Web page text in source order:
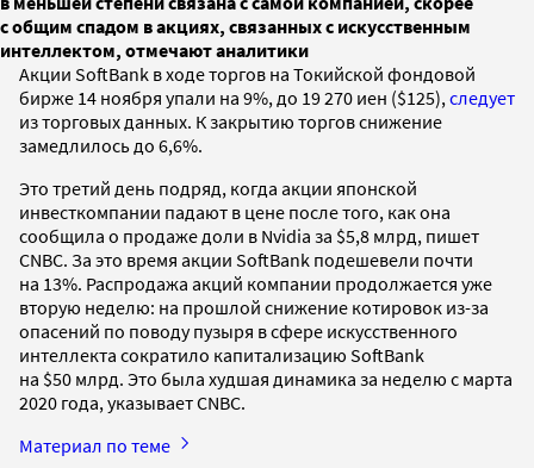
с общим спадом в акциях, связанных с искусственным
интеллектом, отмечают аналитики
Акции SoftBank в ходе торгов на Токийской фондовой
бирже 14 ноября упали на 9%, до 19 270 иен ($125), следует
из торговых данных. К закрытию торгов снижение
замедлилось до 6,6%.
Это третий день подряд, когда акции японской
инвесткомпании падают в цене после того, как она
сообщила о продаже доли в Nvidia за $5,8 млрд, пишет
CNBC. За это время акции SoftBank подешевели почти
на 13%. Распродажа акций компании продолжается уже
вторую неделю: на прошлой снижение котировок из-за
опасений по поводу пузыря в сфере искусственного
интеллекта сократило капитализацию SoftBank
на $50 млрд. Это была худшая динамика за неделю с марта
2020 года, указывает CNBC.
Материал по теме